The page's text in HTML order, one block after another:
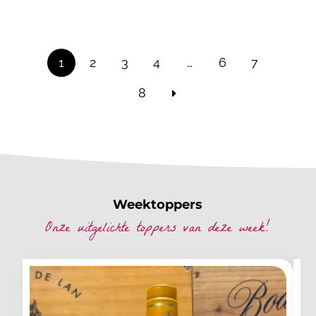
1 2 3 4 … 6 7
8
Weektoppers
Onze uitgelichte toppers van deze week!